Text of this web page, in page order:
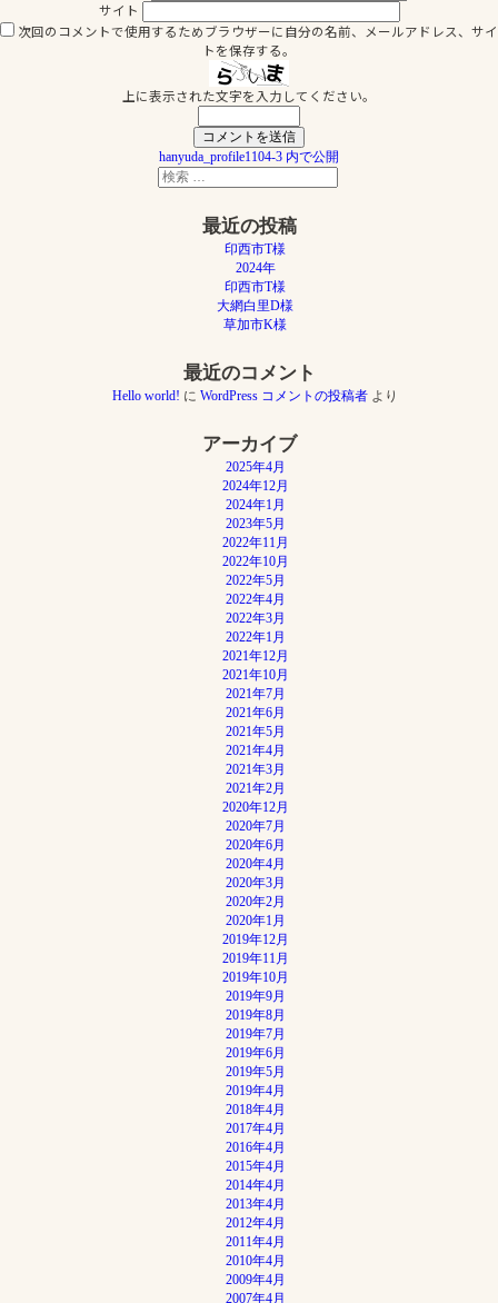
サイト
次回のコメントで使用するためブラウザーに自分の名前、メールアドレス、サイ
トを保存する。
上に表示された文字を入力してください。
hanyuda_profile1104-3 内で公開
検
最近の投稿
印西市T様
2024年
印西市T様
大網白里D様
草加市K様
最近のコメント
Hello world! に WordPress コメントの投稿者 より
アーカイブ
2025年4月
2024年12月
2024年1月
2023年5月
2022年11月
2022年10月
2022年5月
2022年4月
2022年3月
2022年1月
2021年12月
2021年10月
2021年7月
2021年6月
2021年5月
2021年4月
2021年3月
2021年2月
2020年12月
2020年7月
2020年6月
2020年4月
2020年3月
2020年2月
2020年1月
2019年12月
2019年11月
2019年10月
2019年9月
2019年8月
2019年7月
2019年6月
2019年5月
2019年4月
2018年4月
2017年4月
2016年4月
2015年4月
2014年4月
2013年4月
2012年4月
2011年4月
2010年4月
2009年4月
2007年4月